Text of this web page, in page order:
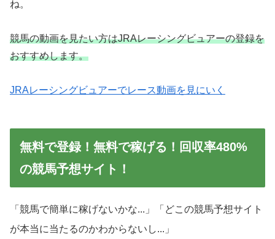
ね。
競馬の動画を見たい方はJRAレーシングビュアーの登録を
おすすめします。
JRAレーシングビュアーでレース動画を見にいく
無料で登録！無料で稼げる！回収率480%
の競馬予想サイト！
「競馬で簡単に稼げないかな...」「どこの競馬予想サイト
が本当に当たるのかわからないし...」